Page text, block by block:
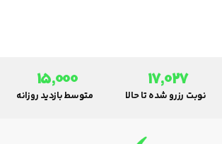
17,027
نوبت رزرو شده تا حالا
15,000
متوسط بازدید روزانه